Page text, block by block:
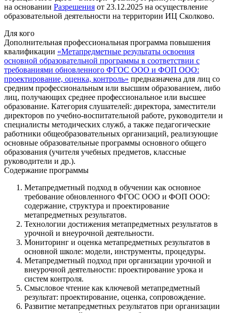
на основании Разрешения от 23.12.2025 на осуществление
образовательной деятельности на территории ИЦ Сколково.
Для кого
Дополнительная профессиональная программа повышения
квалификации «Метапредметные результаты освоения
основной образовательной программы в соответствии с
требованиями обновленного ФГОС ООО и ФОП ООО:
проектирование, оценка, контроль» предназначена для лиц со
средним профессиональным или высшим образованием, либо
лиц, получающих среднее профессиональное или высшее
образование. Категория слушателей: директора, заместители
директоров по учебно‑воспитательной работе, руководители и
специалисты методических служб, а также педагогические
работники общеобразовательных организаций, реализующие
основные образовательные программы основного общего
образования (учителя учебных предметов, классные
руководители и др.).
Содержание программы
Метапредметный подход в обучении как основное
требование обновленного ФГОС ООО и ФОП ООО:
содержание, структура и проектирование
метапредметных результатов.
Технологии достижения метапредметных результатов в
урочной и внеурочной деятельности.
Мониторинг и оценка метапредметных результатов в
основной школе: модели, инструменты, процедуры.
Метапредметный подход при организации урочной и
внеурочной деятельности: проектирование урока и
систем контроля.
Смысловое чтение как ключевой метапредметный
результат: проектирование, оценка, сопровождение.
Развитие метапредметных результатов при организации